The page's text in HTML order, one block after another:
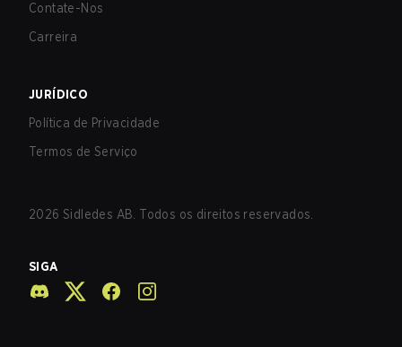
Contate-Nos
Carreira
JURÍDICO
Política de Privacidade
Termos de Serviço
2026 Sidledes AB. Todos os direitos reservados.
SIGA